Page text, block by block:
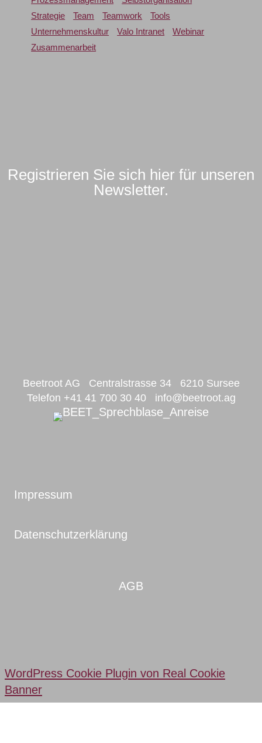
Strategie
Team Teamwork
Tools
Unternehmenskultur
Valo Intranet
Webinar
Zusammenarbeit
Registrieren Sie sich hier für unseren
Newsletter.
Beetroot AG Centralstrasse 34 6210 Sursee
Telefon +41 41 700 30 40 info@beetroot.ag
Impressum
Datenschutzerklärung
AGB
WordPress Cookie Plugin von Real Cookie
Banner